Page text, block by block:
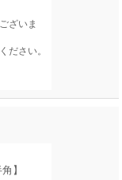
ざいま
ださい。
角】